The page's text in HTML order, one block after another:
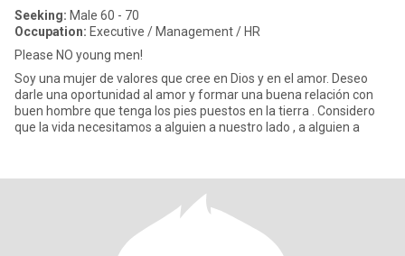
Seeking: Male 60 - 70
Occupation: Executive / Management / HR
Please NO young men!
Soy una mujer de valores que cree en Dios y en el amor. Deseo
darle una oportunidad al amor y formar una buena relación con
buen hombre que tenga los pies puestos en la tierra . Considero
que la vida necesitamos a alguien a nuestro lado , a alguien a